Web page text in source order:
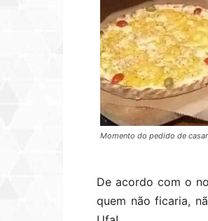
Momento do pedido de
De acordo com o
quem não ficaria,